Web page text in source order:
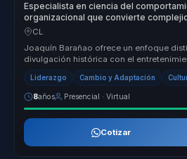
Especialista en ciencia del
organizacional que convierte
para líderes y equipos.
CL
Joaquín Barañao ofrece un enfoque
divulgación histórica con el
una experienc...
Liderazgo Cambio y Adaptación
8años Presencial · Virtual
Cotizar